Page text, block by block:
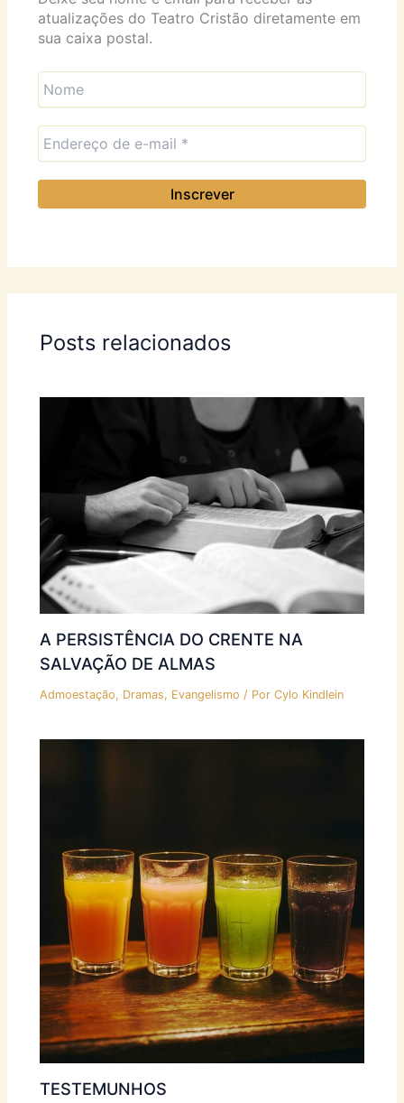
atualizações do Teatro Cristão diretamente em
sua caixa postal.
Posts relacionados
A PERSISTÊNCIA DO CRENTE NA
SALVAÇÃO DE ALMAS
Admoestação, Dramas, Evangelismo / PorCylo Kindlein
TESTEMUNHOS